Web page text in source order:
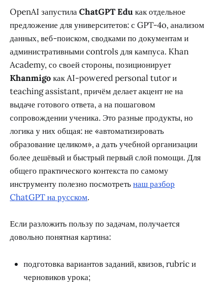
OpenAI запустилаChatGPT Edu как отдельное
предложение для университетов: с GPT-4o, анализом
данных, веб-поиском, сводками по документам и
административными controls для кампуса. Khan
Academy, со своей стороны, позиционирует
Khanmigo как AI-powered personal tutor и
teaching assistant, причём делает акцент не на
выдаче готового ответа, а на пошаговом
сопровождении ученика. Это разные продукты, но
логика у них общая: не «автоматизировать
образование целиком», а дать учебной организации
более дешёвый и быстрый первый слой помощи. Для
общего практического контекста по самому
инструменту полезно посмотретьнаш разбор
ChatGPT на русском.
Если разложить пользу по задачам, получается
довольно понятная картина:
подготовка вариантов заданий, квизов, rubric и
черновиков урока;